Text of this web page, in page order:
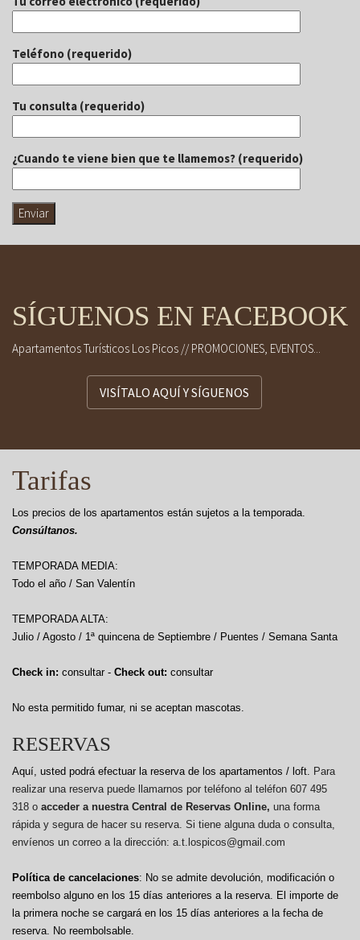
Teléfono (requerido)
Tu consulta (requerido)
¿Cuando te viene bien que te llamemos? (requerido)
SÍGUENOS EN FACEBOOK
Apartamentos Turísticos Los Picos // PROMOCIONES, EVENTOS...
VISÍTALO AQUÍ Y SÍGUENOS
Tarifas
Los precios de los apartamentos están sujetos a la temporada.
Consúltanos.
TEMPORADA MEDIA:
Todo el año / San Valentín
TEMPORADA ALTA:
Julio / Agosto / 1ª quincena de Septiembre / Puentes / Semana Santa
Check in: consultar - Check out: consultar
No esta permitido fumar, ni se aceptan mascotas.
RESERVAS
Aquí, usted podrá efectuar la reserva de los apartamentos / loft. Para
realizar una reserva puede llamarnos por teléfono al teléfon 607 495
318 o acceder a nuestra Central de Reservas Online, una forma
rápida y segura de hacer su reserva. Si tiene alguna duda o consulta,
envíenos un correo a la dirección: a.t.lospicos@gmail.com
Política de cancelaciones: No se admite devolución, modificación o
reembolso alguno en los 15 días anteriores a la reserva. El importe de
la primera noche se cargará en los 15 días anteriores a la fecha de
reserva. No reembolsable.